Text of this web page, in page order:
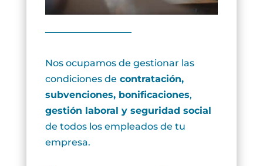
Nos ocupamos de gestionar las
condiciones de contratación,
subvenciones, bonificaciones,
gestión laboral y seguridad social
de todos los empleados de tu
empresa.